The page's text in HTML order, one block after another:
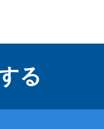
る